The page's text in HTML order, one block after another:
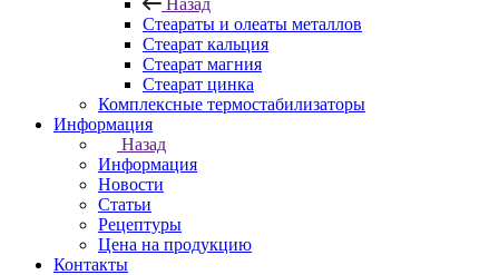
Назад
Стеараты и олеаты металлов
Стеарат кальция
Стеарат магния
Стеарат цинка
Комплексные термостабилизаторы
Информация
Назад
Информация
Новости
Статьи
Рецептуры
Цена на продукцию
Контакты